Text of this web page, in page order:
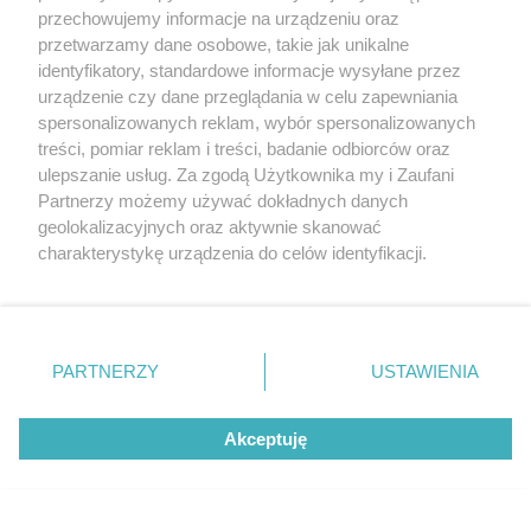
Żaden utwór zamieszczony w serwisie nie może być powielany i
rozpowszechniany lub dalej rozpowszechniany w jakikolwiek sposób (w
tym także elektroniczny lub mechaniczny) na jakimkolwiek polu
przechowujemy informacje na urządzeniu oraz
przetwarzamy dane osobowe, takie jak unikalne
identyfikatory, standardowe informacje wysyłane przez
urządzenie czy dane przeglądania w celu zapewniania
spersonalizowanych reklam, wybór spersonalizowanych
treści, pomiar reklam i treści, badanie odbiorców oraz
ulepszanie usług. Za zgodą Użytkownika my i Zaufani
Partnerzy możemy używać dokładnych danych
geolokalizacyjnych oraz aktywnie skanować
charakterystykę urządzenia do celów identyfikacji.
zmienić/wycofać klikając przycisk ustawień prywatności
znajdujący się w lewym dolnym rogu strony
rodzaje przetwarzania danych nie wymagają zgody
użytkownika, ale masz prawo sprzeciwić się takiemu
przetwarzaniu. Preferencje będą miały zastosowanie tylko
PARTNERZY USTAWIENIA
Akceptuję